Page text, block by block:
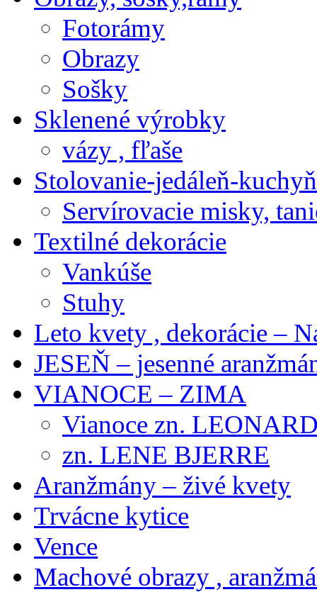
Fotorámy
Obrazy
Sošky
Sklenené výrobky
vázy , fľaše
Stolovanie-jedáleň-
Servírovacie misky,
Textilné dekorácie
Vankúše
Stuhy
Leto kvety , dekorácie –
JESEŇ – jesenné
VIANOCE – ZIMA
Vianoce zn.
zn. LENE BJERRE
Aranžmány – živé kvety
Trvácne kytice
Vence
Machové obrazy ,